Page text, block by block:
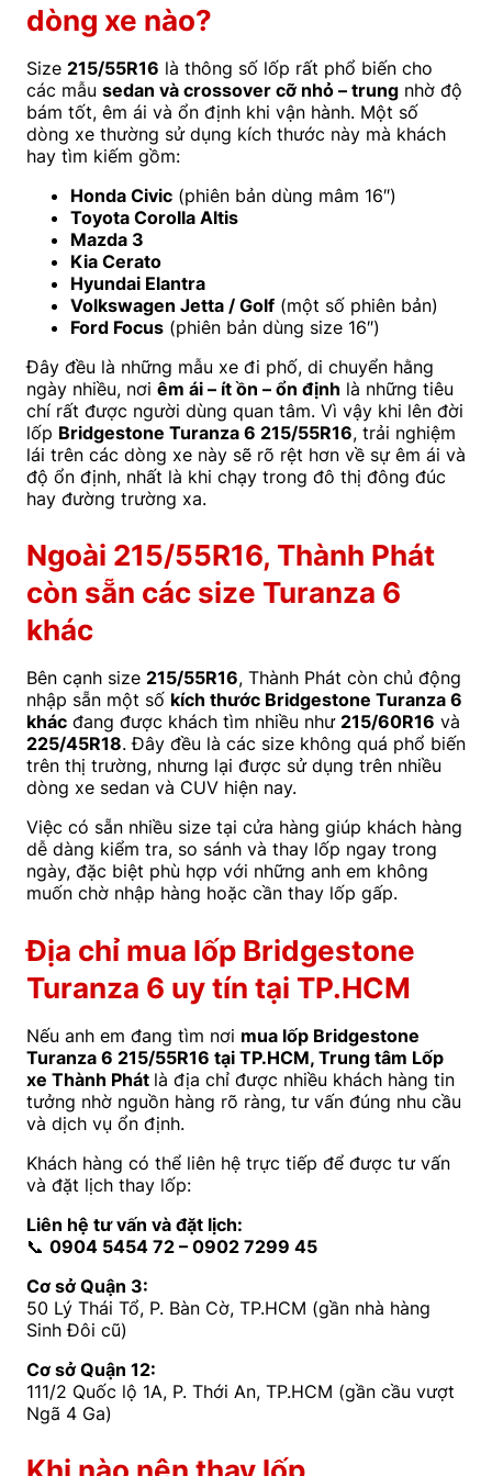
dòng xe nào?
Size 215/55R16 là thông số lốp rất phổ biến cho
các mẫu sedan và crossover cỡ nhỏ – trung nhờ độ
bám tốt, êm ái và ổn định khi vận hành. Một số
dòng xe thường sử dụng kích thước này mà khách
hay tìm kiếm gồm:
Honda Civic (phiên bản dùng mâm 16″)
Toyota Corolla Altis
Mazda 3
Kia Cerato
Hyundai Elantra
Volkswagen Jetta / Golf (một số phiên bản)
Ford Focus (phiên bản dùng size 16″)
Đây đều là những mẫu xe đi phố, di chuyển hằng
ngày nhiều, nơi êm ái – ít ồn – ổn định là những tiêu
chí rất được người dùng quan tâm. Vì vậy khi lên đời
lốp Bridgestone Turanza 6 215/55R16, trải nghiệm
lái trên các dòng xe này sẽ rõ rệt hơn về sự êm ái và
độ ổn định, nhất là khi chạy trong đô thị đông đúc
hay đường trường xa.
Ngoài 215/55R16, Thành Phát
còn sẵn các size Turanza 6
khác
Bên cạnh size 215/55R16, Thành Phát còn chủ động
nhập sẵn một số kích thước Bridgestone Turanza 6
khác đang được khách tìm nhiều như 215/60R16 và
225/45R18. Đây đều là các size không quá phổ biến
trên thị trường, nhưng lại được sử dụng trên nhiều
dòng xe sedan và CUV hiện nay.
Việc có sẵn nhiều size tại cửa hàng giúp khách hàng
dễ dàng kiểm tra, so sánh và thay lốp ngay trong
ngày, đặc biệt phù hợp với những anh em không
muốn chờ nhập hàng hoặc cần thay lốp gấp.
Địa chỉ mua lốp Bridgestone
Turanza 6 uy tín tại TP.HCM
Nếu anh em đang tìm nơi mua lốp Bridgestone
Turanza 6 215/55R16 tại TP.HCM, Trung tâm Lốp
xe Thành Phát là địa chỉ được nhiều khách hàng tin
tưởng nhờ nguồn hàng rõ ràng, tư vấn đúng nhu cầu
và dịch vụ ổn định.
Khách hàng có thể liên hệ trực tiếp để được tư vấn
và đặt lịch thay lốp:
Liên hệ tư vấn và đặt lịch:
📞 0904 5454 72 – 0902 7299 45
Cơ sở Quận 3:
50 Lý Thái Tổ, P. Bàn Cờ, TP.HCM (gần nhà hàng
Sinh Đôi cũ)
Cơ sở Quận 12:
111/2 Quốc lộ 1A, P. Thới An, TP.HCM (gần cầu vượt
Ngã 4 Ga)